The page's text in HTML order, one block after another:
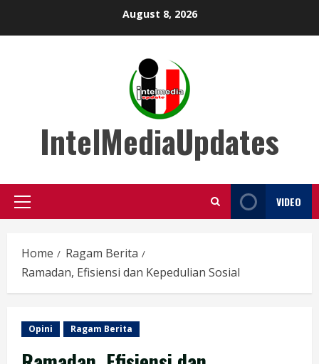
August 8, 2026
IntelMediaUpdates
Primary
VIDEO
Home
Ragam Berita
Ramadan, Efisiensi dan Kepedulian Sosial
Opini Ragam Berita